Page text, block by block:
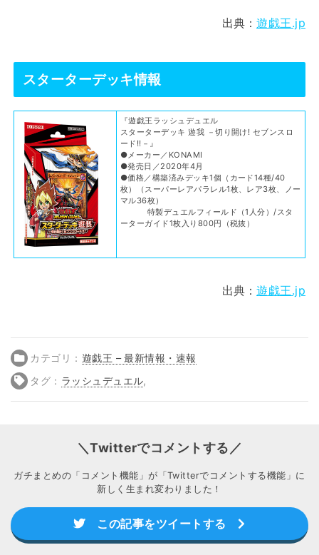
出典：遊戯王.jp
スターターデッキ情報
『遊戯王ラッシュデュエル
スターターデッキ 遊我 －切り開け! セブンスロ
ード!!－』
●メーカー／KONAMI
●発売日／2020年4月
●価格／構築済みデッキ1個（カード14種/40
枚）（スーパーレアパラレル1枚、レア3枚、ノー
マル36枚）
特製デュエルフィールド（1人分）/スタ
ーターガイド1枚入り800円（税抜）
出典：遊戯王.jp
カテゴリ： 遊戯王 – 最新情報・速報
タグ： ラッシュデュエル,
＼Twitterでコメントする／
ガチまとめの「コメント機能」が「Twitterでコメントする機能」に
新しく生まれ変わりました！
この記事をツイートする